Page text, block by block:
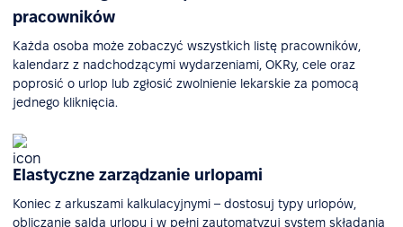
pracowników
Każda osoba może zobaczyć wszystkich listę pracowników,
kalendarz z nadchodzącymi wydarzeniami, OKRy, cele oraz
poprosić o urlop lub zgłosić zwolnienie lekarskie za pomocą
jednego kliknięcia.
Elastyczne zarządzanie urlopami
Koniec z arkuszami kalkulacyjnymi – dostosuj typy urlopów,
obliczanie salda urlopu i w pełni zautomatyzuj system składania